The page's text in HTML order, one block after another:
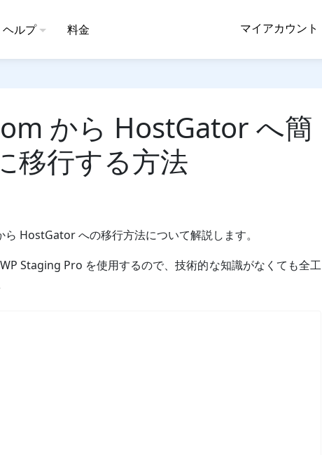
ヘルプ 料金 マイアカウント
から HostGator へ簡
移行する方法
HostGator への移行方法について解説します。
Staging Pro を使用するので、技術的な知識がなくても全工